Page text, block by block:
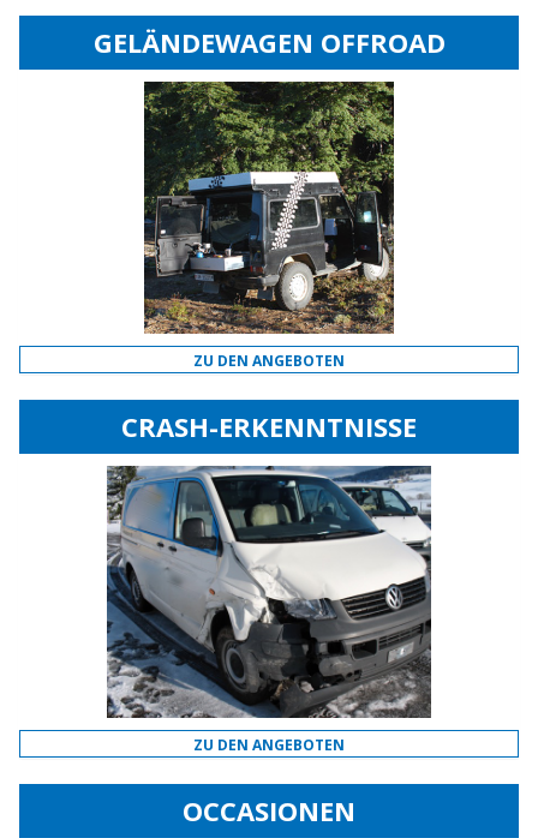
GELÄNDEWAGEN OFFROAD
ZU DEN ANGEBOTEN
CRASH-ERKENNTNISSE
ZU DEN ANGEBOTEN
OCCASIONEN